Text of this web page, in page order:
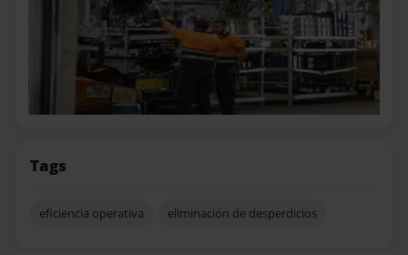
Tags
eficiencia operativa eliminación de desperdicios